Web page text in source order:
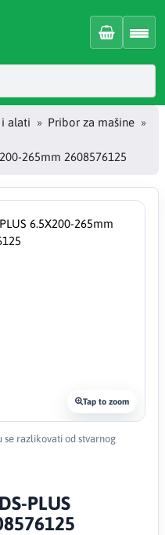
i alati
Pribor za mašine
265mm 2608576125
Tap to zoom
razlikovati od stvarnog
PLUS